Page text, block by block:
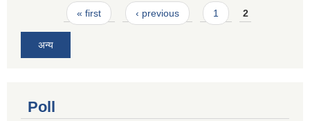
Pages« first ‹ previous 1 2
अन्य
Poll